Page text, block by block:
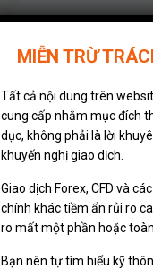
MIỄN TRỪ
Tất cả nội dung trên
cung cấp nhằm mục đích
dục, không phải là lời
khuyến nghị giao dịch.
Giao dịch Forex, CFD và
chính khác tiềm ẩn rủi ro
ro mất một phần hoặc toàn
Bạn nên tự tìm hiểu kỹ